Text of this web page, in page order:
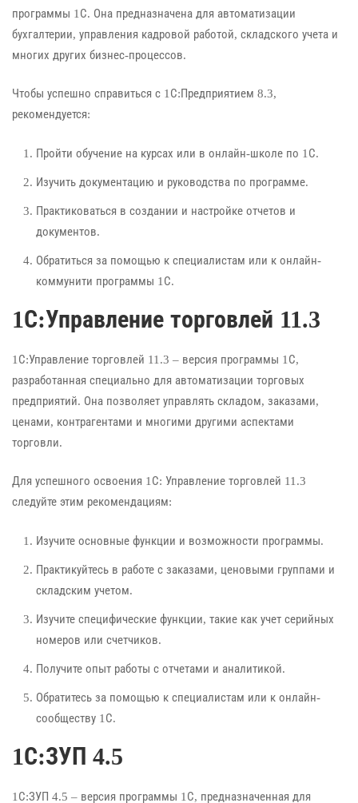
программы 1С. Она предназначена для автоматизации
бухгалтерии, управления кадровой работой, складского учета и
многих других бизнес-процессов.
Чтобы успешно справиться с 1С:Предприятием 8.3,
рекомендуется:
Пройти обучение на курсах или в онлайн-школе по 1С.
Изучить документацию и руководства по программе.
Практиковаться в создании и настройке отчетов и
документов.
Обратиться за помощью к специалистам или к онлайн-
коммунити программы 1С.
1С:Управление торговлей 11.3
1С:Управление торговлей 11.3 – версия программы 1С,
разработанная специально для автоматизации торговых
предприятий. Она позволяет управлять складом, заказами,
ценами, контрагентами и многими другими аспектами
торговли.
Для успешного освоения 1С: Управление торговлей 11.3
следуйте этим рекомендациям:
Изучите основные функции и возможности программы.
Практикуйтесь в работе с заказами, ценовыми группами и
складским учетом.
Изучите специфические функции, такие как учет серийных
номеров или счетчиков.
Получите опыт работы с отчетами и аналитикой.
Обратитесь за помощью к специалистам или к онлайн-
сообществу 1С.
1С:ЗУП 4.5
1С:ЗУП 4.5 – версия программы 1С, предназначенная для